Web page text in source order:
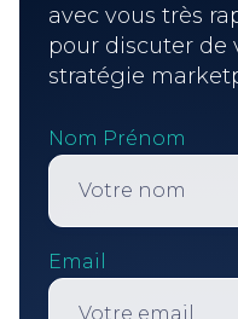
avec vous très
pour discuter de
stratégie
Nom Prénom
Email